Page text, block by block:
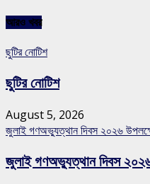
আরও খবর
ছুটির নোটিশ
ছুটির নোটিশ
August 5, 2026
জুলাই গণঅভ্যুত্থান দিবস ২০২৬
জুলাই গণঅভ্যুত্থান দিবস ২০২৬